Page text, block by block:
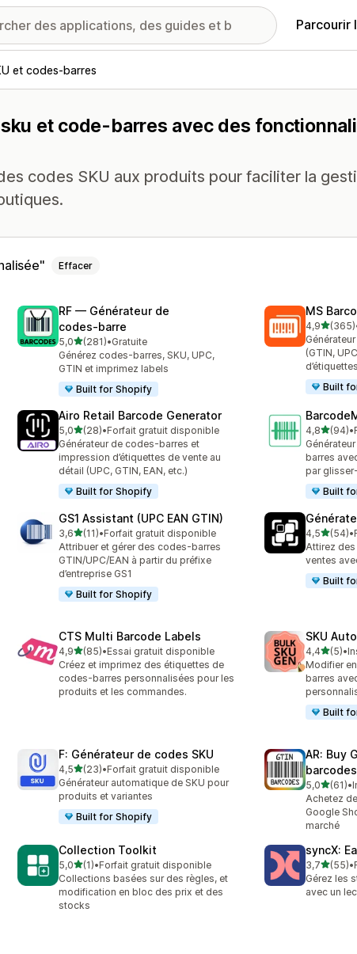
Parcourir
et codes-barres
et code-barres avec des
codes SKU aux produits pour faciliter la
Effacer
RF — Générateur de
codes‑barre
5,0étoile(s) sur 5
(281)
281 avis au total
•Gratuite
Générez codes-barres, SKU, UPC,
GTIN et imprimez labels
Built for Shopify
MS
4,9 (365)
365 avis
(GTIN,
d’étiquettes
Built
Airo Retail Barcode Generator
5,0étoile(s) sur 5
(28)
28 avis au total
•Forfait gratuit disponible
Générateur de codes-barres et
impression d’étiquettes de vente au
détail (UPC, GTIN, EAN, etc.)
Built for Shopify
4,8 (94)
94 avis au•
barres
par
Built
GS1 Assistant (UPC EAN GTIN)
3,6étoile(s) sur 5
(11)
11 avis au total
•Forfait gratuit disponible
Attribuer et gérer des codes-barres
GTIN/UPC/EAN à partir du préfixe
d’entreprise GS1
Built for Shopify
4,5 (54)
54 avis au•
Attirez
ventes
Built
CTS Multi Barcode Labels
4,9étoile(s) sur 5
(85)
85 avis au total
•Essai gratuit disponible
Créez et imprimez des étiquettes de
codes-barres personnalisées pour les
produits et les commandes.
SKU
4,4 (5)
5 avis au•
Modifier
barres
Built
F: Générateur de codes SKU
4,5étoile(s) sur 5
(23)
23 avis au total
•Forfait gratuit disponible
Générateur automatique de SKU pour
produits et variantes
Built for Shopify
AR: Buy
barcodes
5,0 (61)
61 avis au•
Achetez
Google
marché
Collection Toolkit
5,0étoile(s) sur 5
(1)
1 avis au total
•Forfait gratuit disponible
Collections basées sur des règles, et
modification en bloc des prix et des
stocks
syncX:
3,7 (55)
55 avis au•
Gérez les
avec un